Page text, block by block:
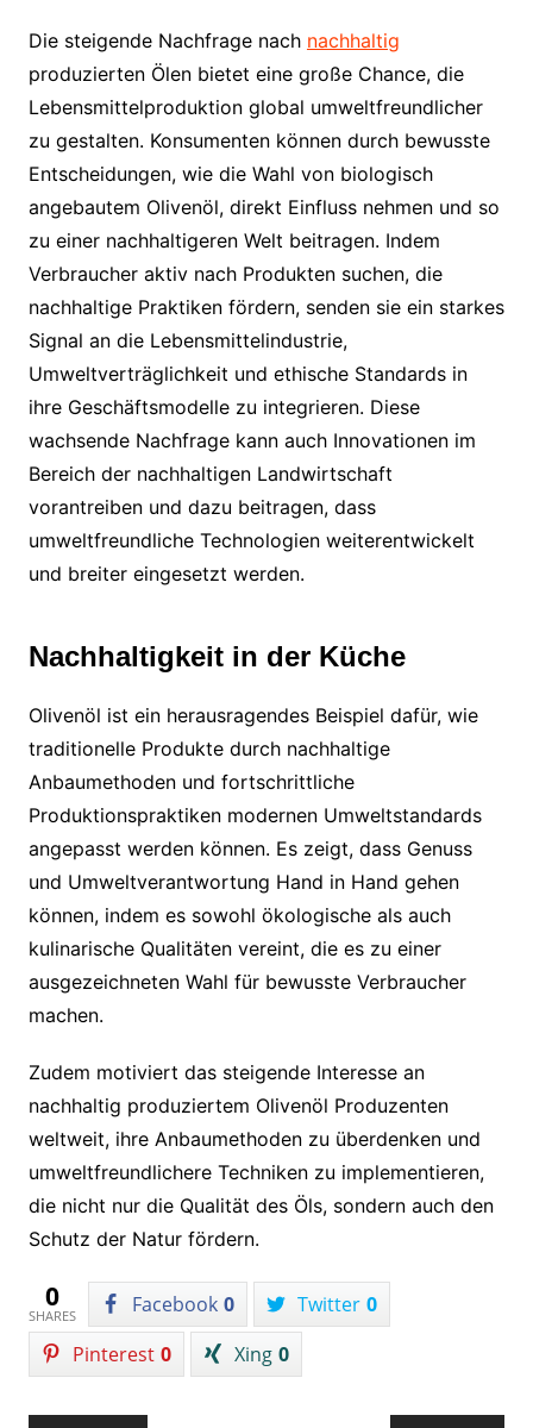
Die steigende Nachfrage nach nachhaltig
produzierten Ölen bietet eine große Chance, die
Lebensmittelproduktion global umweltfreundlicher
zu gestalten. Konsumenten können durch bewusste
Entscheidungen, wie die Wahl von biologisch
angebautem Olivenöl, direkt Einfluss nehmen und so
zu einer nachhaltigeren Welt beitragen. Indem
Verbraucher aktiv nach Produkten suchen, die
nachhaltige Praktiken fördern, senden sie ein starkes
Signal an die Lebensmittelindustrie,
Umweltverträglichkeit und ethische Standards in
ihre Geschäftsmodelle zu integrieren. Diese
wachsende Nachfrage kann auch Innovationen im
Bereich der nachhaltigen Landwirtschaft
vorantreiben und dazu beitragen, dass
umweltfreundliche Technologien weiterentwickelt
und breiter eingesetzt werden.
Nachhaltigkeit in der Küche
Olivenöl ist ein herausragendes Beispiel dafür, wie
traditionelle Produkte durch nachhaltige
Anbaumethoden und fortschrittliche
Produktionspraktiken modernen Umweltstandards
angepasst werden können. Es zeigt, dass Genuss
und Umweltverantwortung Hand in Hand gehen
können, indem es sowohl ökologische als auch
kulinarische Qualitäten vereint, die es zu einer
ausgezeichneten Wahl für bewusste Verbraucher
machen.
Zudem motiviert das steigende Interesse an
nachhaltig produziertem Olivenöl Produzenten
weltweit, ihre Anbaumethoden zu überdenken und
umweltfreundlichere Techniken zu implementieren,
die nicht nur die Qualität des Öls, sondern auch den
Schutz der Natur fördern.
0
SHARES Facebook 0 Twitter 0
Pinterest 0 Xing 0